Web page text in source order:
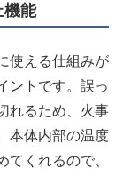
機能
使える仕組みが
ントです。誤っ
れるため、火事
本体内部の温度
くれるので、